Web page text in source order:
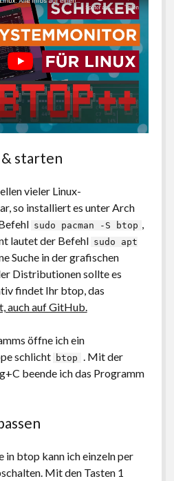
starten
vieler Linux-
so installiert es unter Arch
sudo pacman -S btop ,
lautet der Befehl sudo apt
Suche in der grafischen
Distributionen sollte es
findet Ihr btop, das
auch auf GitHub.
öffne ich ein
schlicht btop . Mit der
beende ich das Programm
btop kann ich einzeln per
Mit den Tasten 1